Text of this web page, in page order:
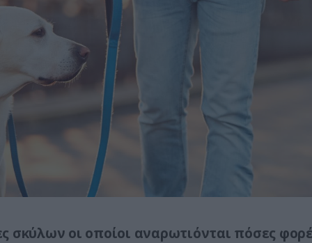
σκύλων οι οποίοι αναρωτιόνται πόσες